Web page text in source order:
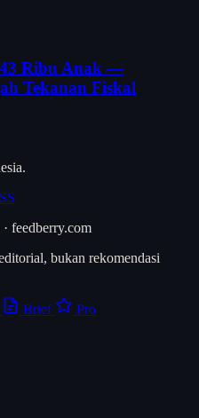
Ribu Anak —
Tekanan Fiskal
feedberry.com
bukan rekomendasi
Brief Pro